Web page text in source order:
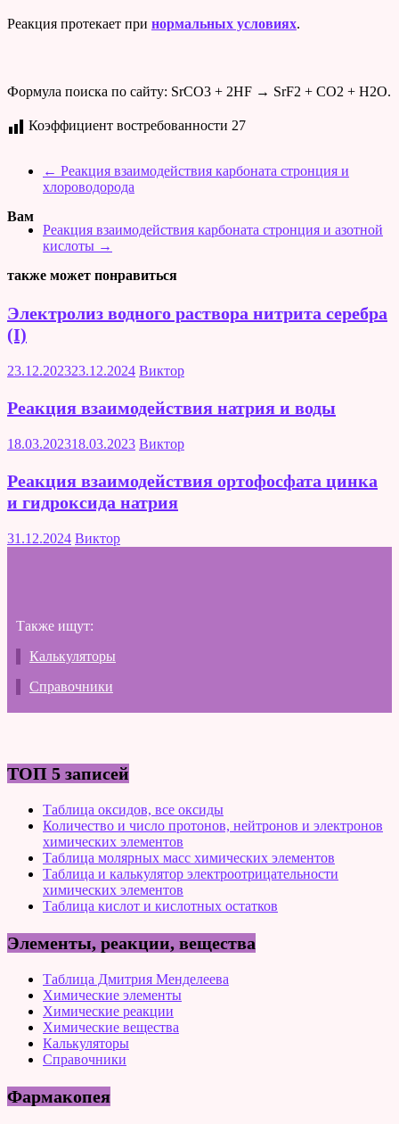
Реакция протекает при нормальных условиях.
Формула поиска по сайту: SrCO3 + 2HF → SrF2 + CO2 + H2O.
Коэффициент востребованности 27
← Реакция взаимодействия карбоната стронция и
хлороводорода
Реакция взаимодействия карбоната стронция и азотной
кислоты →
Вам
также может понравиться
Электролиз водного раствора нитрита серебра
(I)
23.12.202323.12.2024 Виктор
Реакция взаимодействия натрия и воды
18.03.202318.03.2023 Виктор
Реакция взаимодействия ортофосфата цинка
и гидроксида натрия
31.12.2024 Виктор
Также ищут:
Калькуляторы
Справочники
ТОП 5 записей
Таблица оксидов, все оксиды
Количество и число протонов, нейтронов и электронов
химических элементов
Таблица молярных масс химических элементов
Таблица и калькулятор электроотрицательности
химических элементов
Таблица кислот и кислотных остатков
Элементы, реакции, вещества
Таблица Дмитрия Менделеева
Химические элементы
Химические реакции
Химические вещества
Калькуляторы
Справочники
Фармакопея